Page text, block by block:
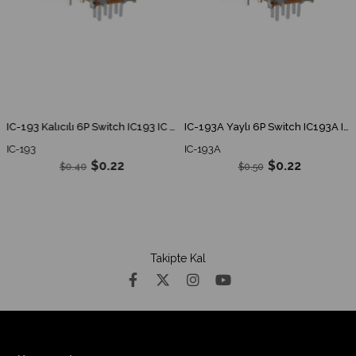
IC-193 Kalıcılı 6P Switch IC193 IC 193
IC-193
$0.22
$0.40
IC-193A Yaylı 6P Switch IC193A IC 193A
IC-193A
$0.22
$0.50
Takipte Kal